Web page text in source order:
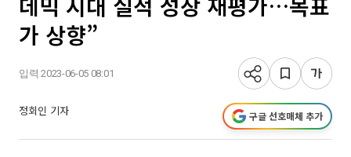
가 상향”
입력 2023-06-05 08:01
정회인 기자 구글 선호매체 추가